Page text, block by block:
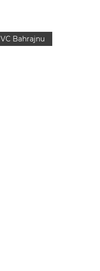
VC Bahrajnu